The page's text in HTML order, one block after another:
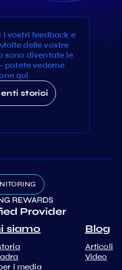
vostri feedback e
delle vostre
sono diventate le
potete vederne
qui
storici
siamo
i media
Blog
Articoli
Video